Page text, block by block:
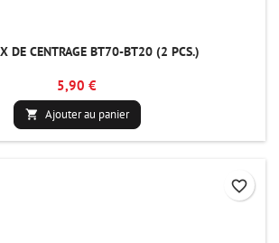
DE CENTRAGE BT70-BT20 (2 PCS.)
5,90 €
 Ajouter au panier
favorite_border